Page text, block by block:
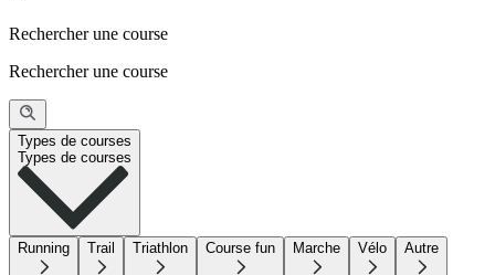
Rechercher une course
Rechercher une course
Types de courses
Types de courses
Running Trail Triathlon Course fun Marche Vélo Autre